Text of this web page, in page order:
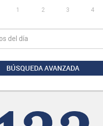
1 2 3 4
BÚSQUEDA AVANZADA